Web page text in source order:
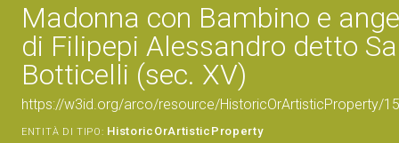
Madonna con Bambino e
di Filipepi Alessandro detto
Botticelli (sec. XV)
https://w3id.org/arco/resource/HistoricOrArtisticProperty/
ENTITÀ DI TIPO: HistoricOrArtisticProperty